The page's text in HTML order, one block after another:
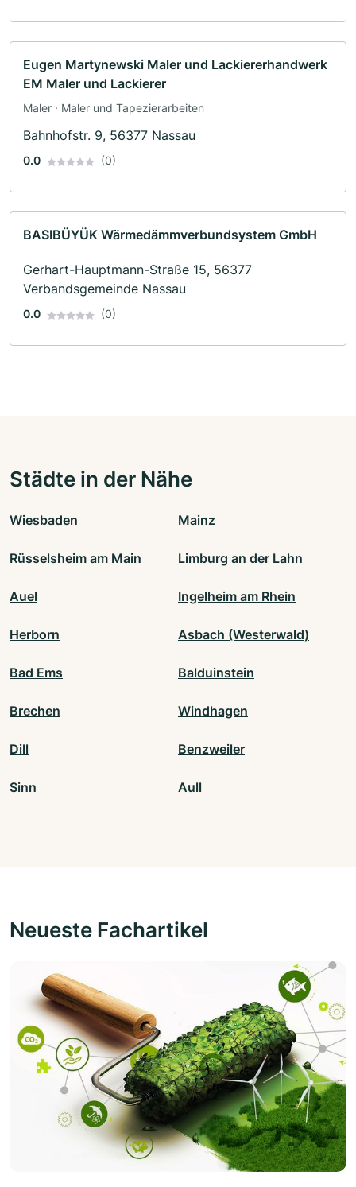
Eugen Martynewski Maler und Lackiererhandwerk
EM Maler und Lackierer
Maler · Maler und Tapezierarbeiten
Bahnhofstr. 9, 56377 Nassau
0.0 (0)
BASIBÜYÜK Wärmedämmverbundsystem GmbH
Gerhart-Hauptmann-Straße 15, 56377
Verbandsgemeinde Nassau
0.0 (0)
Städte in der Nähe
Wiesbaden Mainz
Rüsselsheim am Main Limburg an der Lahn
Auel Ingelheim am Rhein
Herborn Asbach (Westerwald)
Bad Ems Balduinstein
Brechen Windhagen
Dill Benzweiler
Sinn Aull
Neueste Fachartikel